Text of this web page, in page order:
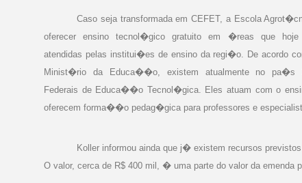
Caso seja transformada em CEFET, a Escola
oferecer ensino tecnol�gico gratuito em �reas que
atendidas pelas institui�es de ensino da regi�o. De acordo
Minist�rio da Educa��o, existem atualmente no pa�s
Federais de Educa��o Tecnol�gica. Eles atuam com o
oferecem forma��o pedag�gica para professores e
Koller informou ainda que j� existem recursos
O valor, cerca de R$ 400 mil, � uma parte do valor da emenda